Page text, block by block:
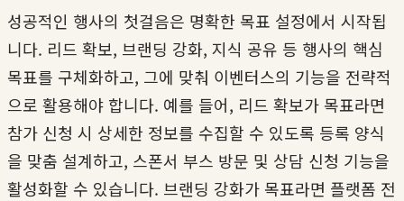
성공적인 행사의 첫걸음은 명확한 목표 설정에서 시작됩
니다. 리드 확보, 브랜딩 강화, 지식 공유 등 행사의 핵심
목표를 구체화하고, 그에 맞춰 이벤터스의 기능을 전략적
으로 활용해야 합니다. 예를 들어, 리드 확보가 목표라면
참가 신청 시 상세한 정보를 수집할 수 있도록 등록 양식
을 맞춤 설계하고, 스폰서 부스 방문 및 상담 신청 기능을
활성화할 수 있습니다. 브랜딩 강화가 목표라면 플랫폼 전